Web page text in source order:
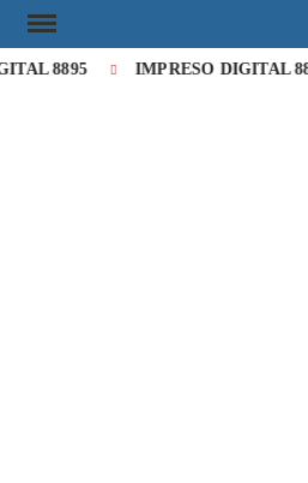
8895 IMPRESO DIGITAL 8894